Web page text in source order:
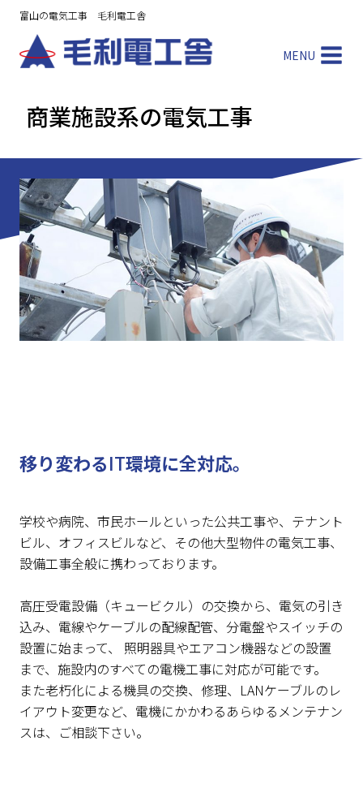
富山の電気工事 毛利電工舎
MENU
商業施設系の電気工事
移り変わるIT環境に全対応。
学校や病院、市民ホールといった公共工事や、テナント
ビル、オフィスビルなど、その他大型物件の電気工事、
設備工事全般に携わっております。
高圧受電設備（キュービクル）の交換から、電気の引き
込み、電線やケーブルの配線配管、分電盤やスイッチの
設置に始まって、 照明器具やエアコン機器などの設置
まで、施設内のすべての電機工事に対応が可能です。
また老朽化による機具の交換、修理、LANケーブルのレ
イアウト変更など、電機にかかわるあらゆるメンテナン
スは、ご相談下さい。